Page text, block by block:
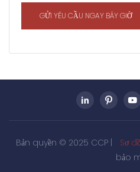
GỬI YÊU CẦU NGAY BÂY GIỜ
Bản quyền © 2025 CCP | Sơ
bảo